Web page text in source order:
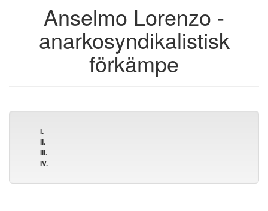
Anselmo Lorenzo -
anarkosyndikalistisk
förkämpe
I.
II.
III.
IV.